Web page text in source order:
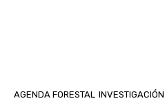
AGENDA FORESTAL INVESTIGACIÓN